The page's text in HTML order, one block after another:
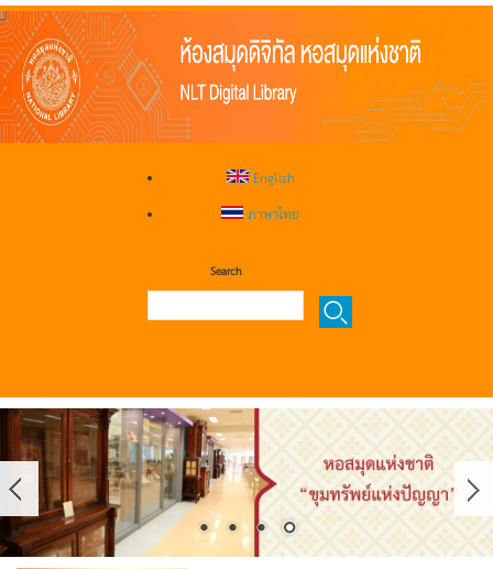
English
ภาษาไทย
Search